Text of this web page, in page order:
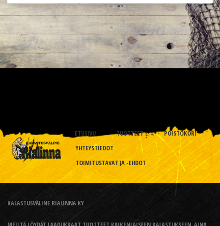
ETUSIVU TUOTTEET
POISTOKORI
YHTEYSTIEDOT
TOIMITUSTAVAT JA -EHDOT
KALASTUSVÄLINE RIALINNA KY